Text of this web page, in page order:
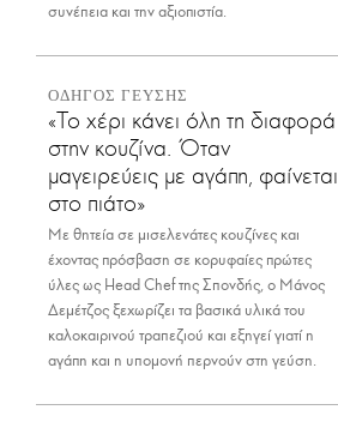
συνέπεια και την αξιοπιστία.
ΟΔΗΓΟΣ ΓΕΥΣΗΣ
«Το χέρι κάνει όλη τη διαφορά
στην κουζίνα. Όταν
μαγειρεύεις με αγάπη, φαίνεται
στο πιάτο»
Με θητεία σε μισελενάτες κουζίνες και
έχοντας πρόσβαση σε κορυφαίες πρώτες
ύλες ως Head Chef της Σπονδής, ο Μάνος
Δεμέτζος ξεχωρίζει τα βασικά υλικά του
καλοκαιρινού τραπεζιού και εξηγεί γιατί η
αγάπη και η υπομονή περνούν στη γεύση.